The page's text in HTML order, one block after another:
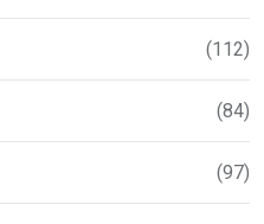
(112)
(84)
(97)